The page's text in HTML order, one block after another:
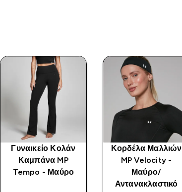
Γυναικείο Κολάν
Καμπάνα MP
Tempo - Μαύρο
Κορδέλα Μαλλιών
MP Velocity -
Μαύρο/
Αντανακλαστικό